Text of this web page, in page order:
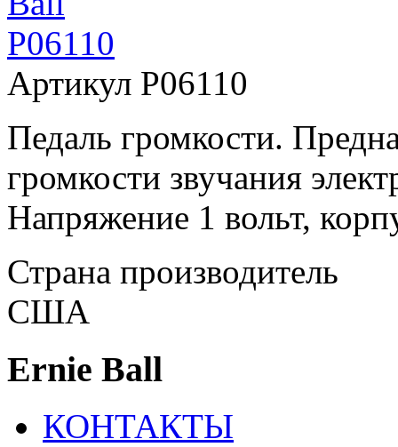
Артикул P06110
Педаль громкости.
громкости звучания
Напряжение 1 вольт,
Страна производитель
США
Ernie Ball
КОНТАКТЫ